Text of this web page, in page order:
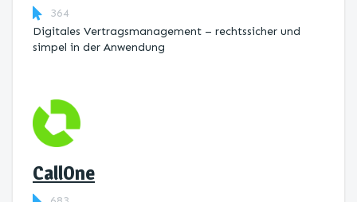
364
Digitales Vertragsmanagement – rechtssicher und
simpel in der Anwendung
CallOne